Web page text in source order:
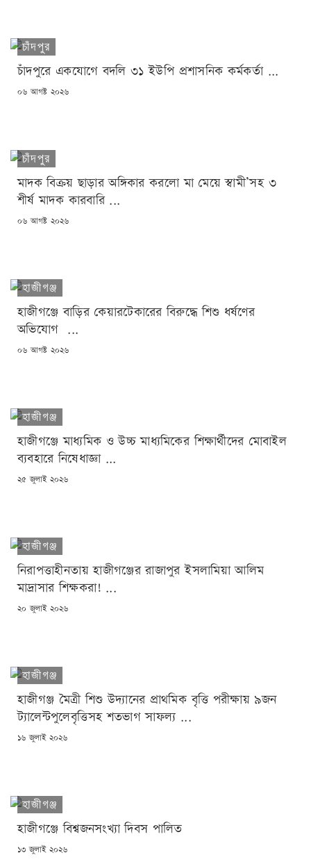
চাঁদপুর
চাঁদপুরে একযোগে বদলি ৩১ ইউপি প্রশাসনিক কর্মকর্তা ...
POSTED
০৬ আগষ্ট ২০২৬
চাঁদপুর
মাদক বিক্রয় ছাড়ার অঙ্গিকার করলো মা মেয়ে স্বামী’সহ ৩
শীর্ষ মাদক কারবারি ...
POSTED
০৬ আগষ্ট ২০২৬
হাজীগঞ্জ
হাজীগঞ্জে বাড়ির কেয়ারটেকারের বিরুদ্ধে শিশু ধর্ষণের
অভিযোগ ...
POSTED
০৬ আগষ্ট ২০২৬
হাজীগঞ্জ
হাজীগঞ্জে মাধ্যমিক ও উচ্চ মাধ্যমিকের শিক্ষার্থীদের মোবাইল
ব্যবহারে নিষেধাজ্ঞা ...
POSTED
২৫ জুলাই ২০২৬
হাজীগঞ্জ
নিরাপত্তাহীনতায় হাজীগঞ্জের রাজাপুর ইসলামিয়া আলিম
মাদ্রাসার শিক্ষকরা! ...
POSTED
২০ জুলাই ২০২৬
হাজীগঞ্জ
হাজীগঞ্জ মৈত্রী শিশু উদ্যানের প্রাথমিক বৃত্তি পরীক্ষায় ৯জন
ট্যালেন্টপুলেবৃত্তিসহ শতভাগ সাফল্য ...
POSTED
১৬ জুলাই ২০২৬
হাজীগঞ্জ
হাজীগঞ্জে বিশ্বজনসংখ্যা দিবস পালিত
POSTED
১৩ জুলাই ২০২৬